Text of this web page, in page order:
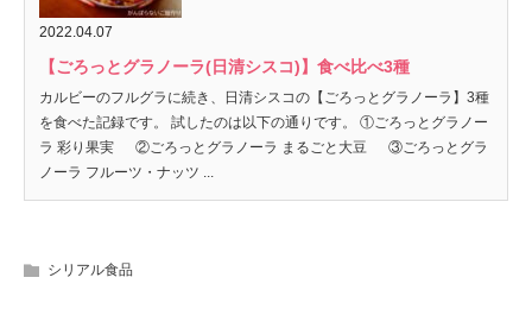
2022.04.07
【ごろっとグラノーラ(日清シスコ)】食べ比べ3種
カルビーのフルグラに続き、日清シスコの【ごろっとグラノーラ】3種
を食べた記録です。 試したのは以下の通りです。 ①ごろっとグラノー
ラ 彩り果実 ②ごろっとグラノーラ まるごと大豆 ③ごろっとグラ
ノーラ フルーツ・ナッツ ...
シリアル食品